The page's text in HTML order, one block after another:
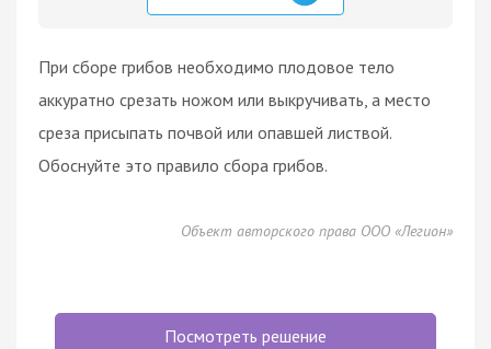
При сборе грибов необходимо плодовое тело
аккуратно срезать ножом или выкручивать, а место
среза присыпать почвой или опавшей листвой.
Обоснуйте это правило сбора грибов.
Объект авторского права ООО «Легион»
Посмотреть решение